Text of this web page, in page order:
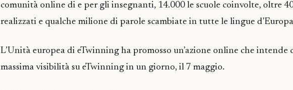
comunità online di e per gli insegnanti, 14.000 le scuole coinvolte, oltre
realizzati e qualche milione di parole scambiate in tutte le lingue
L’Unità europea di eTwinning ha promosso un’azione online che intende
massima visibilità su eTwinning in un giorno, il 7 maggio.